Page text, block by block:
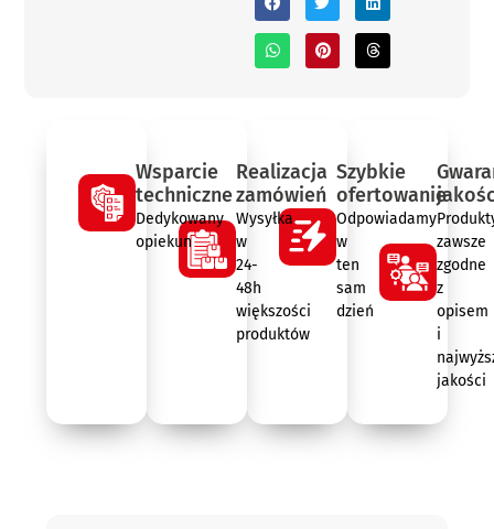
Wsparcie
techniczne
Dedykowany
opiekun
Realizacja
zamówień
Wysyłka
w
24-
48h
większości
produktów
Szybkie
ofertowanie
Odpowiadamy
w
ten
sam
dzień
zawsze
zgodne
z
opisem
i
jakości